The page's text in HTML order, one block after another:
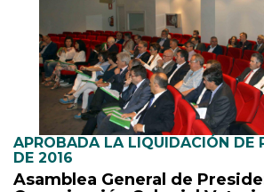
APROBADA LA LIQUIDACIÓN DE
DE 2016
Asamblea General de